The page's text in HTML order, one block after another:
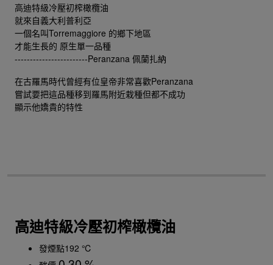
高迪特級冷壓初榨橄欖油
就來自義大利普利亞
一個名叫Torremaggiore 的鄉下地區
才能生長的 原生單一品種
------------------------Peranzana 佩蘭扎納
在古羅馬時代曾經有位皇帝非常喜歡Peranzana
嘗試要把這品種移到羅馬附近栽種但都不成功
顯示他嬌貴的特性
高迪特級冷壓初榨橄欖油
發煙點192 ℃